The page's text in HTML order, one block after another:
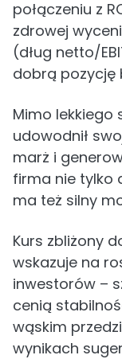
połączeniu z
zdrowej
(dług netto/
dobrą pozycję
Mimo lekkiego
udowodnił
marż i
firma nie tylko
ma też silny
Kurs zbliżony
wskazuje na
inwestorów –
cenią
wąskim
wynikach